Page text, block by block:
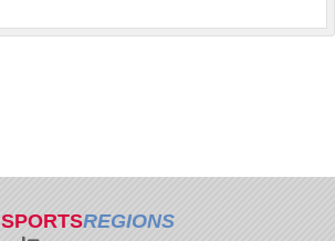
SPORTSREGIONS